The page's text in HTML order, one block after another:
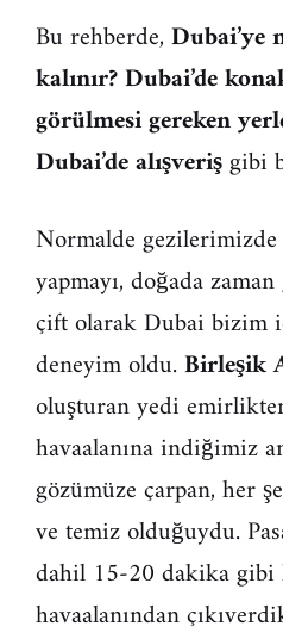
Bu rehberde,Dubai’ye
kalınır? Dubai’de
görülmesi gereken
Dubai’de alışverişgibi
Normalde
yapmayı, doğada
çift olarak Dubai bizim
deneyim oldu.Birleşik
oluşturan yedi
havaalanına indiğimiz
gözümüze çarpan, her
ve temiz olduğuydu.
dahil 15-20 dakika gibi
havaalanından